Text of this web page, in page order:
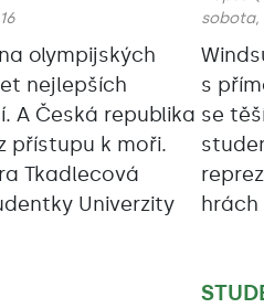
olympijských
nejlepších
A Česká republika
přístupu k moři.
Tkadlecová
Univerzity
sobota,
s
se
hrách